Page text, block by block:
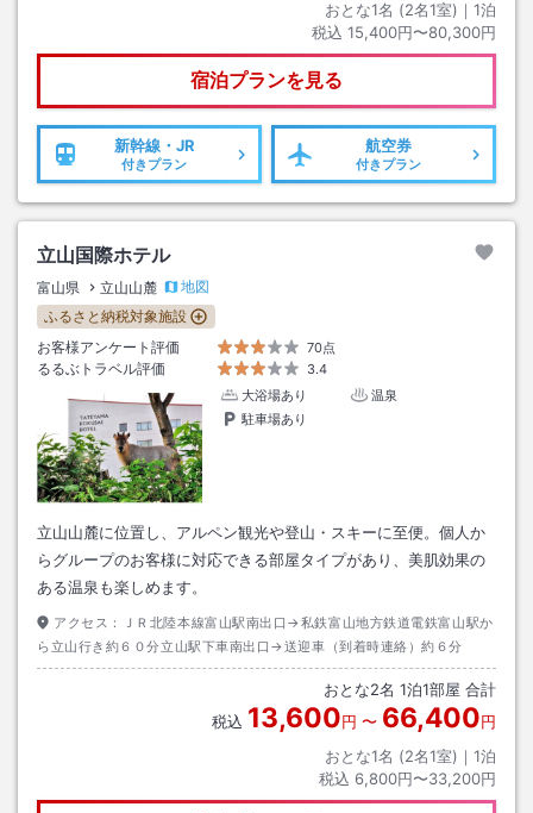
おとな1名 (2名1室)｜ 1泊
税込 15,400円〜80,300円
宿泊プランを見る
新幹線・JR
付きプラン
航空券
付きプラン
立山国際ホテル
富山県 立山山麓
地図
ふるさと納税対象施設
お客様アンケート評価
70点
るるぶトラベル評価
3.4
大浴場あり
温泉
駐車場あり
立山山麓に位置し、アルペン観光や登山・スキーに至便。個人か
らグループのお客様に対応できる部屋タイプがあり、美肌効果の
ある温泉も楽しめます。
アクセス：
ＪＲ北陸本線富山駅南出口→私鉄富山地方鉄道電鉄富山駅か
ら立山行き約６０分立山駅下車南出口→送迎車（到着時連絡）約６分
おとな2名 1泊1部屋 合計
税込 13,600円 〜 66,400円
おとな1名 (2名1室)｜ 1泊
税込 6,800円〜33,200円